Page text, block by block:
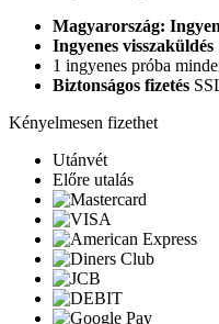
Magyarország:
Ingyenes visszaküldés
1 ingyenes próba
Biztonságos fizetés
Kényelmesen fizethet
Utánvét
Előre utalás